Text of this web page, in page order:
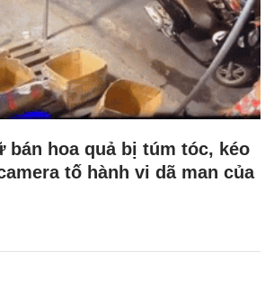
bán hoa quả bị túm tóc, kéo
tố hành vi dã man của